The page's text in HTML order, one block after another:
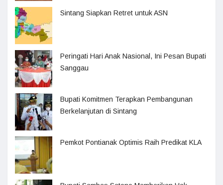
Sintang Siapkan Retret untuk ASN
Peringati Hari Anak Nasional, Ini Pesan Bupati
Sanggau
Bupati Komitmen Terapkan Pembangunan
Berkelanjutan di Sintang
Pemkot Pontianak Optimis Raih Predikat KLA